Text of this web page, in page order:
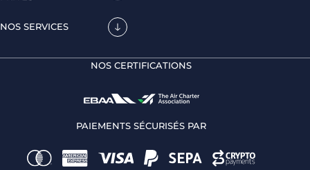
NOS SERVICES
NOS CERTIFICATIONS
PAIEMENTS SÉCURISÉS PAR